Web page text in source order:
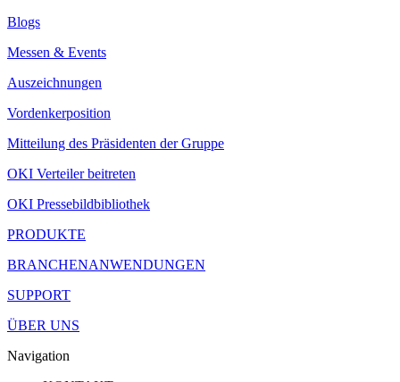
Blogs
Messen & Events
Auszeichnungen
Vordenkerposition
Mitteilung des Präsidenten der Gruppe
OKI Verteiler beitreten
OKI Pressebildbibliothek
PRODUKTE
BRANCHENANWENDUNGEN
SUPPORT
ÜBER UNS
Navigation